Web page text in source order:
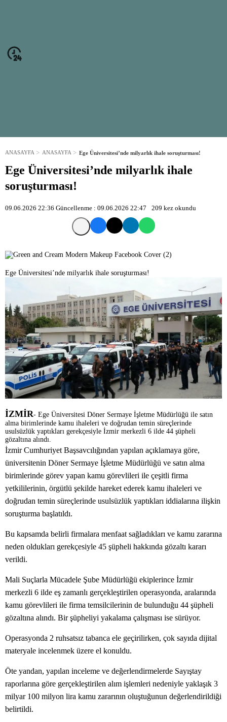
ANASAYFA ANASAYFA Ege Üniversitesi’nde milyarlık ihale soruşturması!
Ege Üniversitesi’nde milyarlık ihale
soruşturması!
09.06.2026 22:36 Güncellenme : 09.06.2026 22:47 209 kez okundu
Ege Üniversitesi’nde milyarlık ihale soruşturması!
İZMİR- Ege Üniversitesi Döner Sermaye İşletme Müdürlüğü ile satın
alma birimlerinde kamu ihaleleri ve doğrudan temin süreçlerinde
usulsüzlük yaptıkları gerekçesiyle İzmir merkezli 6 ilde 44 şüpheli
gözaltına alındı.
İzmir Cumhuriyet Başsavcılığından yapılan açıklamaya göre,
üniversitenin Döner Sermaye İşletme Müdürlüğü ve satın alma
birimlerinde görev yapan kamu görevlileri ile çeşitli firma
yetkililerinin, örgütlü şekilde hareket ederek kamu ihaleleri ve
doğrudan temin süreçlerinde usulsüzlük yaptıkları iddialarına ilişkin
soruşturma başlatıldı.
Bu kapsamda belirli firmalara menfaat sağladıkları ve kamu zararına
neden oldukları gerekçesiyle 45 şüpheli hakkında gözaltı kararı
verildi.
Mali Suçlarla Mücadele Şube Müdürlüğü ekiplerince İzmir
merkezli 6 ilde eş zamanlı gerçekleştirilen operasyonda, aralarında
kamu görevlileri ile firma temsilcilerinin de bulunduğu 44 şüpheli
gözaltına alındı. Bir şüpheliyi yakalama çalışması ise sürüyor.
Operasyonda 2 ruhsatsız tabanca ele geçirilirken, çok sayıda dijital
materyale incelenmek üzere el konuldu.
Öte yandan, yapılan inceleme ve değerlendirmelerde Sayıştay
raporlarına göre gerçekleştirilen alım işlemleri nedeniyle yaklaşık 3
milyar 100 milyon lira kamu zararının oluştuğunun değerlendirildiği
belirtildi.